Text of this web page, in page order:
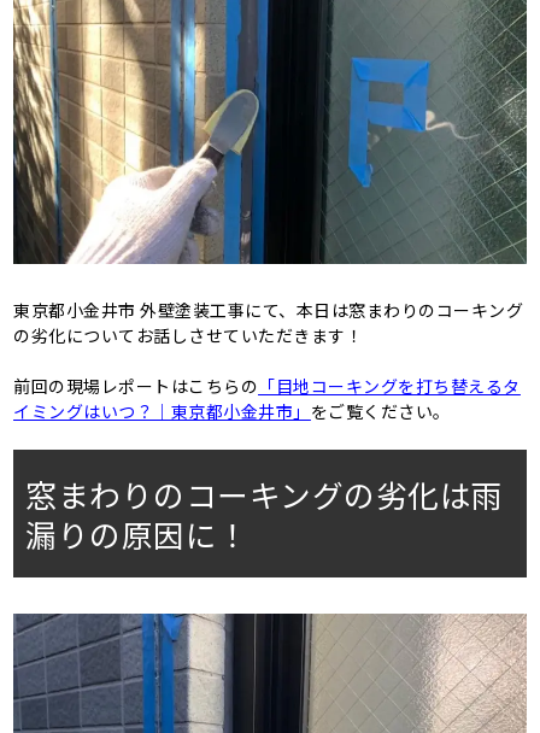
東京都小金井市 外壁塗装工事にて、本日は窓まわりのコーキング
の劣化についてお話しさせていただきます！
前回の現場レポートはこちらの 「目地コーキングを打ち替えるタ
イミングはいつ？｜東京都小金井市」 をご覧ください。
窓まわりのコーキングの劣化は雨
漏りの原因に！